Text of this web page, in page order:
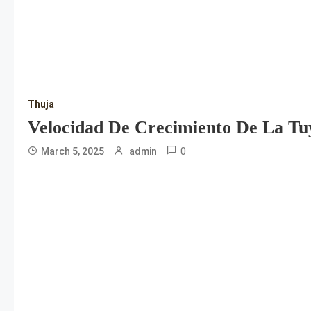
Thuja
Velocidad De Crecimiento De La
March 5, 2025 admin 0